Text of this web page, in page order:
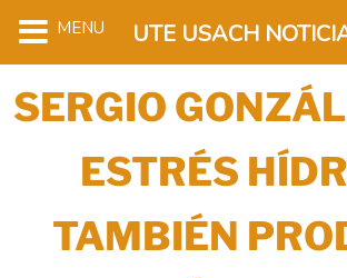
SERGIO
ESTRÉS
TAMBIÉN
MENU UTE USACH